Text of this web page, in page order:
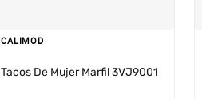
CALIMOD
Tacos De Mujer Marfil 3VJ9001